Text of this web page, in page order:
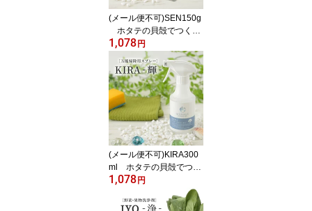
(メール便不可)SEN150g
ホタテの貝殻でつくっ
た洗濯用補助剤 メナー
ジュナチュラルライフ
MENAGE NATURAL LIF
E SEN-洗-
1,078円
(メール便不可)KIRA300
ml ホタテの貝殻でつく
った掃除用スプレー メ
ナージュナチュラルライ
フ MENAGE NATURAL
1,078円